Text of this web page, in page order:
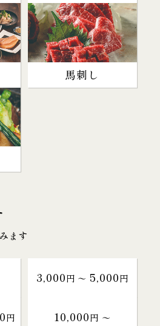
馬刺し
ます
3,000円 〜 5,000円
円 10,000円 〜